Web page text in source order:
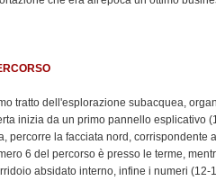
tratto dell'esplorazione subacquea,
inizia da un primo pannello esplicativo
percorre la facciata nord, corrispondente
6 del percorso è presso le terme,
absidato interno, infine i numeri